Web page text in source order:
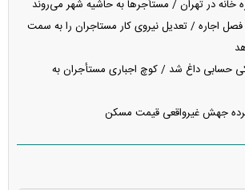
خانه در تهران / مستأجر‌ها به حاشیه شهر می‌روند
اجاره / تعدیل نیروی کار مستاجران را به سمت
حسابی داغ شد / کوچ اجباری مستأجران به
جهش غیرواقعی قیمت مسکن